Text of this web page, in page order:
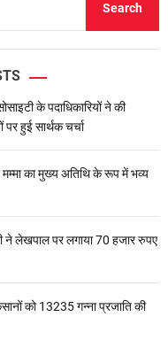
Search
के पदाधिकारियों ने की
हुई सार्थक चर्चा
मम्मा का मुख्य अतिथि के रूप में भव्य
ने लेखपाल पर लगाया 70 हजार रुपए
को 13235 गन्ना प्रजाति की